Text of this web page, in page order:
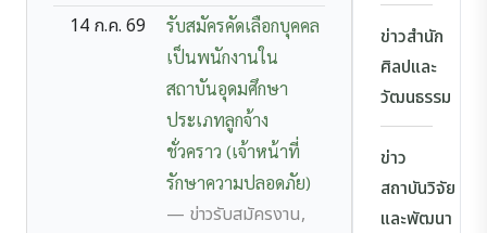
14 ก.ค. 69
รับสมัครคัดเลือกบุคคล
เป็นพนักงานใน
สถาบันอุดมศึกษา
ประเภทลูกจ้าง
ชั่วคราว (เจ้าหน้าที่
รักษาความปลอดภัย)
— ข่าวรับสมัครงาน,
ข่าวสำนัก
ศิลปและ
วัฒนธรรม
ข่าว
สถาบันวิจัย
และพัฒนา